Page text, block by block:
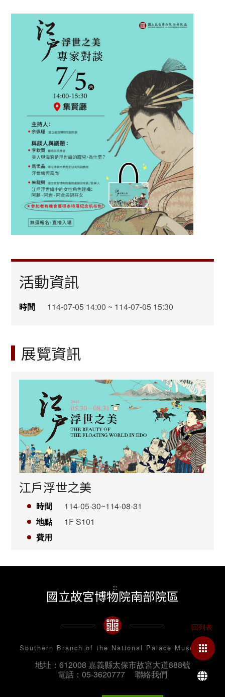
活動資訊
時間 114-07-05 14:00 ~ 114-07-05 15:30
展覽資訊
江戶浮世之美
時間
114-05-30~114-08-31
地點
1F S101
費用
:::
國立故宮博物院南部院區
Southern Branch of the National Palace Museum
地址：612008 嘉義縣太保市故宮大道888號
電話：05-3620777
聯絡我們